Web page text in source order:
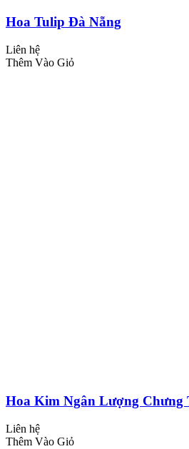
Hoa Tulip Đà Nẵng
Liên hệ
Thêm Vào Giỏ
Hoa Kim Ngân Lượng Chưng
Liên hệ
Thêm Vào Giỏ